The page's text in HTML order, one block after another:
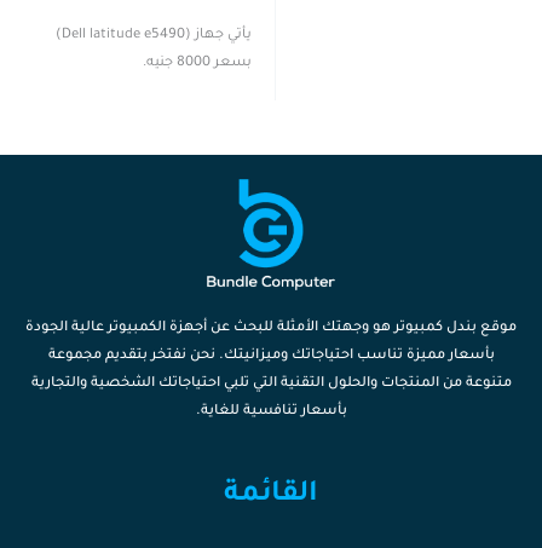
يأتي جهاز (Dell latitude e5490)
بسعر 8000 جنيه.
موقع بندل كمبيوتر هو وجهتك الأمثلة للبحث عن أجهزة الكمبيوتر عالية الجودة
بأسعار مميزة تناسب احتياجاتك وميزانيتك. نحن نفتخر بتقديم مجموعة
متنوعة من المنتجات والحلول التقنية التي تلبي احتياجاتك الشخصية والتجارية
بأسعار تنافسية للغاية.
القائمة